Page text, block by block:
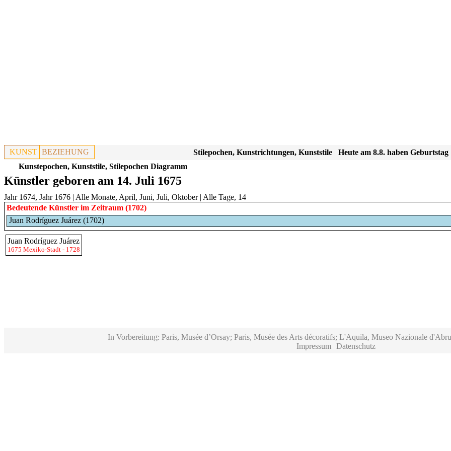
KUNST BEZIEHUNG Heute am 8.8. haben Geburtstag
Stilepochen, Kunstrichtungen, Kunststile
Kunstepochen, Kunststile, Stilepochen Diagramm
Künstler geboren am 14. Juli 1675
Jahr 1674, Jahr 1676 | Alle Monate, April, Juni, Juli, Oktober| Alle Tage, 14
Bedeutende Künstler im Zeitraum (1702)
Juan Rodríguez Juárez (1702)
Juan Rodríguez Juárez
1675 Mexiko-Stadt - 1728
In Vorbereitung: Paris, Musée d’Orsay; Paris, Musée des Arts décoratifs; L'Aquila, Museo Nazionale
Impressum
Datenschutz